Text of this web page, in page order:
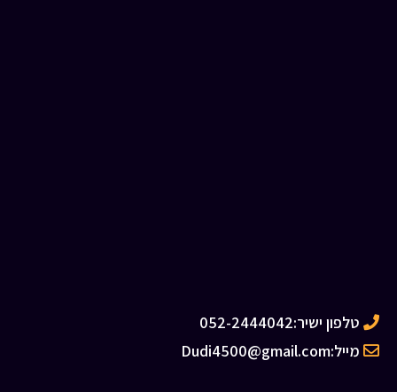
טלפון ישיר:052-2444042
מייל:Dudi4500@gmail.com